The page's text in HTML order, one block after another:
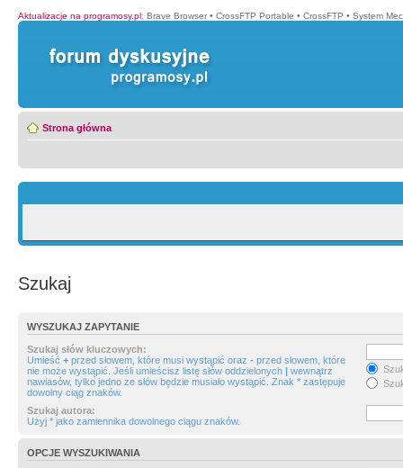
Aktualizacje na programosy.pl: Brave Browser • CrossFTP Portable • CrossFTP • System
Strona główna
Szukaj
WYSZUKAJ ZAPYTANIE
Szukaj słów kluczowych:
Umieść + przed słowem, które musi wystąpić oraz - przed słowem, które
nie może wystąpić. Jeśli umieścisz listę słów oddzielonych | wewnątrz
nawiasów, tylko jedno ze słów będzie musiało wystąpić. Znak * zastępuje
dowolny ciąg znaków.
Szukaj autora:
Użyj * jako zamiennika dowolnego ciągu znaków.
OPCJE WYSZUKIWANIA